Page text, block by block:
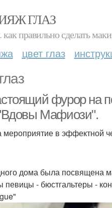
ГЛАЗ
правильно сделать
цвет глаз
фурор на
Мафиози".
в эффектной
дома была
- бюстгальтеры -